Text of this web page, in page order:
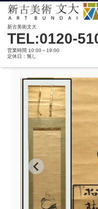
新古美術文大
TEL:0120-
営業時間 10:00～19:00
定休日：無し